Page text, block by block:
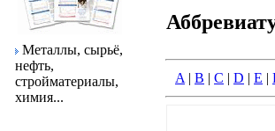
Металлы, сыpьё,
нефть,
стpойматеpиалы,
химия...
A | B | C | D | E |